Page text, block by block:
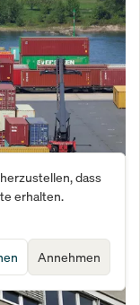
versetzt dem
dass
erhalten.
Annehmen